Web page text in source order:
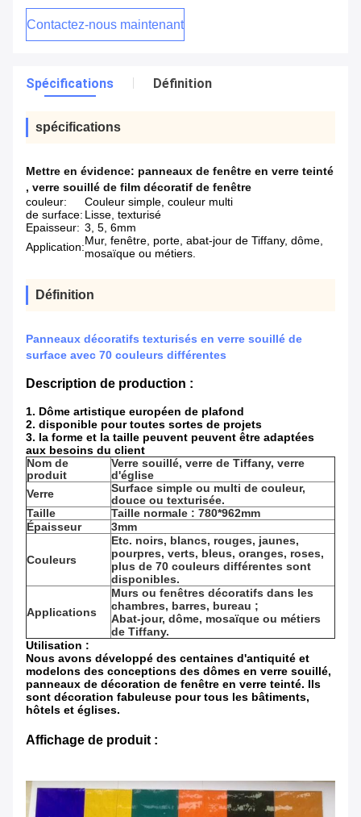
Contactez-nous maintenant
Spécifications Définition
spécifications
Mettre en évidence: panneaux de fenêtre en verre teinté
, verre souillé de film décoratif de fenêtre
couleur:
Couleur simple, couleur multi
de surface: Lisse, texturisé
Epaisseur: 3, 5, 6mm
Application:Mur, fenêtre, porte, abat-jour de Tiffany, dôme,
mosaïque ou métiers.
Définition
Panneaux décoratifs texturisés en verre souillé de
surface avec 70 couleurs différentes
Description de production :
1. Dôme artistique européen de plafond
2. disponible pour toutes sortes de projets
3. la forme et la taille peuvent peuvent être adaptées
aux besoins du client
Nom de
produit
Verre souillé, verre de Tiffany, verre
d'église
Verre
Surface simple ou multi de couleur,
douce ou texturisée.
Taille
Taille normale : 780*962mm
Épaisseur 3mm
Couleurs
Etc. noirs, blancs, rouges, jaunes,
pourpres, verts, bleus, oranges, roses,
plus de 70 couleurs différentes sont
disponibles.
Applications
Murs ou fenêtres décoratifs dans les
chambres, barres, bureau ;
Abat-jour, dôme, mosaïque ou métiers
de Tiffany.
Utilisation :
Nous avons développé des centaines d'antiquité et
modelons des conceptions des dômes en verre souillé,
panneaux de décoration de fenêtre en verre teinté. Ils
sont décoration fabuleuse pour tous les bâtiments,
hôtels et églises.
Affichage de produit :